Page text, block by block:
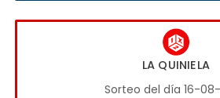
LA QUINIELA
Sorteo del día 16-